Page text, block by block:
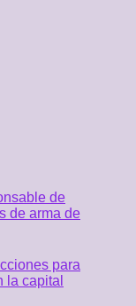
de
de arma de
para
la capital